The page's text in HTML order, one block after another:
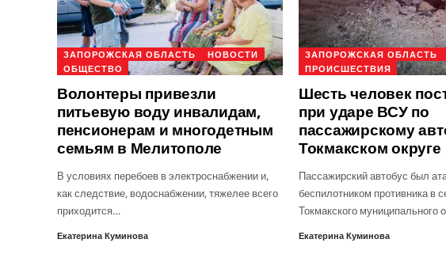
ЗАПОРОЖСКАЯ ОБЛАСТЬ
НОВОСТИ
ОБЩЕСТВО
Волонтеры привезли
питьевую воду инвалидам,
пенсионерам и многодетным
семьям в Мелитополе
В условиях перебоев в электроснабжении и,
как следствие, водоснабжении, тяжелее всего
приходится…
Екатерина Куминова
ЗАПОРОЖСКАЯ ОБЛАСТЬ
ПРОИСШЕСТВИЯ
Шесть человек
при ударе ВСУ по
пассажирскому
Токмакском округе
Пассажирский автобус был
беспилотником противника в
Токмакского муниципального
Екатерина Куминова